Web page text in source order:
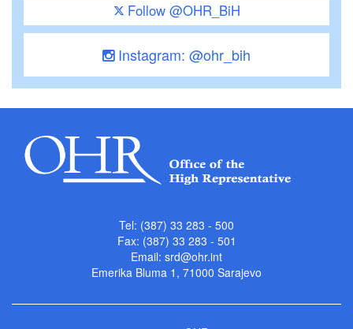
Follow @OHR_BiH
Instagram: @ohr_bih
Tel: (387) 33 283 - 500
Fax: (387) 33 283 - 501
Email: srd@ohr.int
Emerika Bluma 1, 71000 Sarajevo